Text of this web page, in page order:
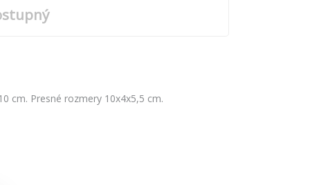
cm. Presné rozmery 10x4x5,5 cm.